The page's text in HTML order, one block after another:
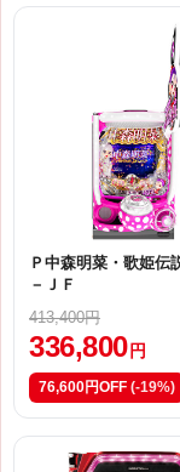
Ｐ中森明菜・歌姫伝
－ＪＦ
413,400円
336,800 円
76,600円OFF (-19%)